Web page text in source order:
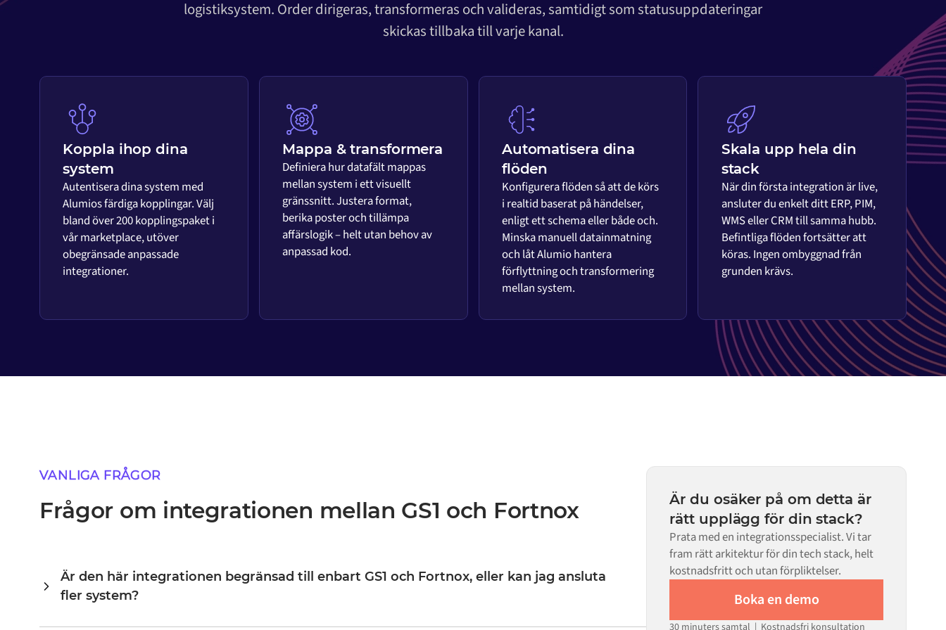
logistiksystem. Order dirigeras, transformeras och valideras, samtidigt som statusuppdateringar
skickas tillbaka till varje kanal.
Koppla ihop dina
system
Autentisera dina system med
Alumios färdiga kopplingar. Välj
bland över 200 kopplingspaket i
vår marketplace, utöver
obegränsade anpassade
integrationer.
Mappa & transformera
Definiera hur datafält mappas
mellan system i ett visuellt
gränssnitt. Justera format,
berika poster och tillämpa
affärslogik – helt utan behov av
anpassad kod.
Automatisera dina
flöden
Konfigurera flöden så att de körs
i realtid baserat på händelser,
enligt ett schema eller både och.
Minska manuell datainmatning
och låt Alumio hantera
förflyttning och transformering
mellan system.
Skala upp hela din
stack
När din första integration är live,
ansluter du enkelt ditt ERP, PIM,
WMS eller CRM till samma hubb.
Befintliga flöden fortsätter att
köras. Ingen ombyggnad från
grunden krävs.
VANLIGA FRÅGOR
Frågor om integrationen mellan GS1 och Fortnox
Är den här integrationen begränsad till enbart GS1 och Fortnox, eller kan jag ansluta
fler system?
Är du osäker på om detta är
rätt upplägg för din stack?
Prata med en integrationsspecialist. Vi tar
fram rätt arkitektur för din tech stack, helt
kostnadsfritt och utan förpliktelser.
Boka en demo